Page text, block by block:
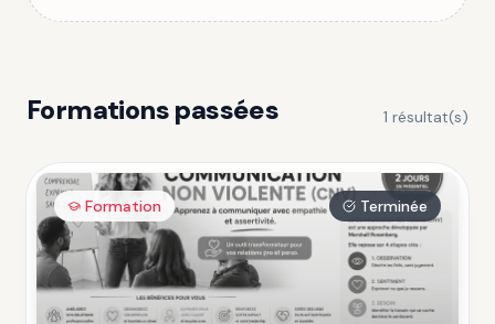
Formations passées 1 résultat(s)
Formation Terminée